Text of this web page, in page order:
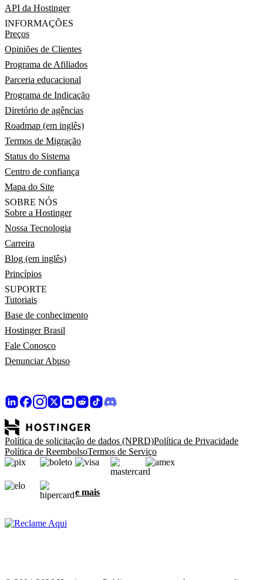
API da Hostinger
INFORMAÇÕES
Preços
Opiniões de Clientes
Programa de Afiliados
Parceria educacional
Programa de Indicação
Diretório de agências
Roadmap (em inglês)
Termos de Migração
Status do Sistema
Centro de confiança
Mapa do Site
SOBRE NÓS
Sobre a Hostinger
Nossa Tecnologia
Carreira
Blog (em inglês)
Princípios
SUPORTE
Tutoriais
Base de conhecimento
Hostinger Brasil
Fale Conosco
Denunciar Abuso
Política de solicitação de dados (NPRD)Política de Privacidade
Política de ReembolsoTermos de Serviço
e mais